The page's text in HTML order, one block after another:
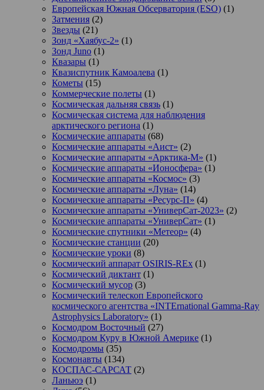
Европейская Южная Обсерватория (ESO) (1)
Затмения (2)
Звезды (21)
Зонд «Хаябус-2» (1)
Зонд Juno (1)
Квазары (1)
Квазиспутник Камоалева (1)
Кометы (15)
Коммерческие полеты (1)
Космическая дальняя связь (1)
Космическая система для наблюдения
арктического региона (1)
Космические аппараты (68)
Космические аппараты «Аист» (2)
Космические аппараты «Арктика-М» (1)
Космические аппараты «Ионосфера» (1)
Космические аппараты «Космос» (3)
Космические аппараты «Луна» (14)
Космические аппараты «Ресурс-П» (4)
Космические аппараты «УниверСат-2023» (2)
Космические аппараты «УниверСат» (1)
Космические спутники «Метеор» (4)
Космические станции (20)
Космические уроки (8)
Космический аппарат OSIRIS-REx (1)
Космический диктант (1)
Космический мусор (3)
Космический телескоп Европейского
космического агентства «INTErnational Gamma-Ray
Astrophysics Laboratory» (1)
Космодром Восточный (27)
Космодром Куру в Южной Америке (1)
Космодромы (35)
Космонавты (134)
КОСПАС-САРСАТ (2)
Ланьюэ (1)